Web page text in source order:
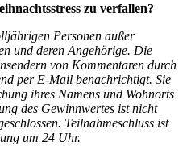
zu verfallen?
Personen außer
und deren Angehörige. Die
von Kommentaren durch
per E-Mail benachrichtigt. Sie
ihres Namens und Wohnorts
des Gewinnwertes ist nicht
Teilnahmeschluss ist
um 24 Uhr.